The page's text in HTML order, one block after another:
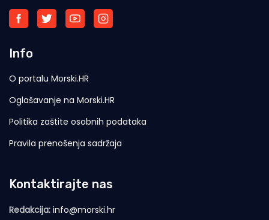
Info
O portalu Morski.HR
Oglašavanje na Morski.HR
Politika zaštite osobnih podataka
Pravila prenošenja sadržaja
Kontaktirajte nas
Redakcija: info@morski.hr